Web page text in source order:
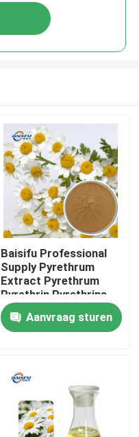
Baisifu Professional
Supply Pyrethrum
Extract Pyrethrum
Pyrethrin Pyrethrins
1% Cas: 8003-34-7
Bruin poeder voor
biocide
Aanvraag sturen